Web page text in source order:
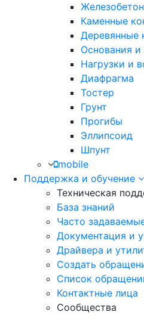
Каменные
Деревянные
Основания
Нагрузки и
Диафрагма
Тостер
Грунт
Прогибы
Эллипсоид
Шпунт
mobile
Поддержка и обучение
Техническая
База знаний
Часто
Документация и
Драйвера и
Создать
Список
Контактные лица
Сообщества